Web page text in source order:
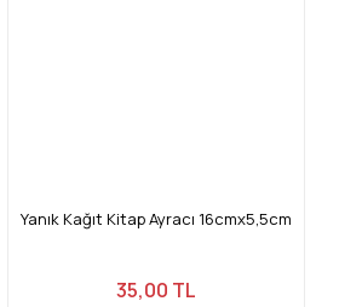
Yanık Kağıt Kitap Ayracı 16cmx5,5cm
35,00 TL